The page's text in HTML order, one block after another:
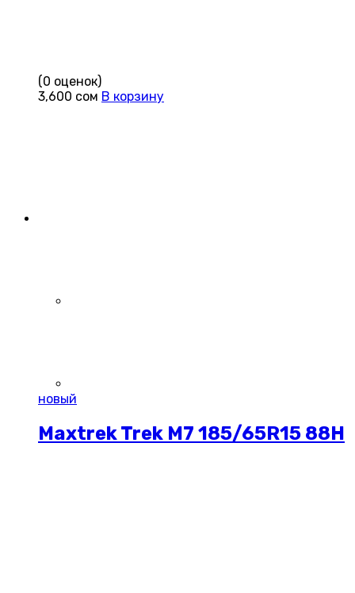
(0 оценок)
3,600 сом В корзину
новый
Maxtrek Trek M7 185/65R15 88H